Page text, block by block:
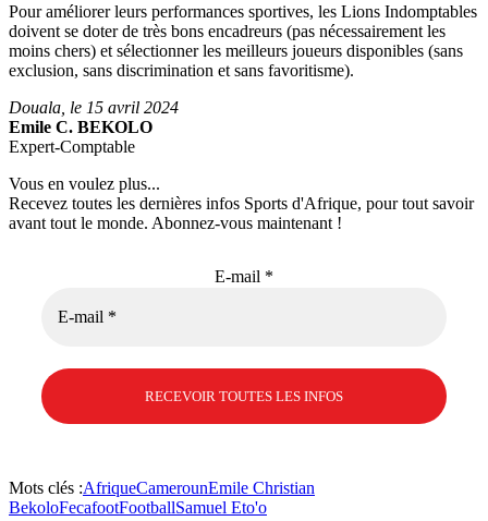
Pour améliorer leurs performances sportives, les Lions Indomptables
doivent se doter de très bons encadreurs (pas nécessairement les
moins chers) et sélectionner les meilleurs joueurs disponibles (sans
exclusion, sans discrimination et sans favoritisme).
Douala, le 15 avril 2024
Emile C. BEKOLO
Expert-Comptable
Vous en voulez plus...
Recevez toutes les dernières infos Sports d'Afrique, pour tout savoir
avant tout le monde. Abonnez-vous maintenant !
E-mail *
Mots clés :AfriqueCamerounEmile Christian
BekoloFecafootFootballSamuel Eto'o